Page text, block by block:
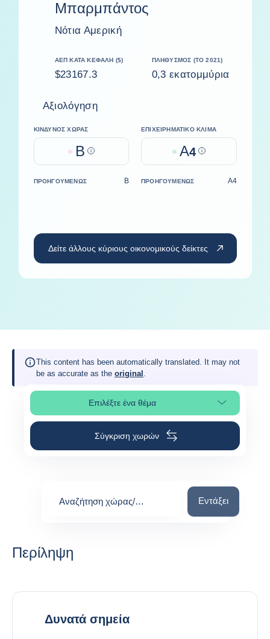
Μπαρμπάντος
Νότια Αμερική
ΑΕΠ ΚΑΤΆ ΚΕΦΑΛΉ ($)
$23167.3
ΠΛΗΘΥΣΜΌΣ (ΤΟ 2021)
0,3 εκατομμύρια
Αξιολόγηση
ΚΊΝΔΥΝΟΣ ΧΏΡΑΣ
B Help
ΕΠΙΧΕΙΡΗΜΑΤΙΚΌ ΚΛΊΜΑ
A4 Help
ΠΡΟΗΓΟΥΜΈΝΩΣ B ΠΡΟΗΓΟΥΜΈΝΩΣ A4
Δείτε άλλους κύριους οικονομικούς δείκτες
This content has been automatically translated. It may not
be as accurate as the original .
Επιλέξτε ένα θέμαΕπιλέξτε τμήμα της σελίδας
Σύγκριση χωρών
Αναζήτηση χώρας/
Αναζήτηση
Εντάξει
Περίληψη
Δυνατά σημεία